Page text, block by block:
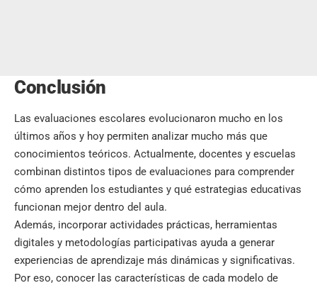
Conclusión
Las evaluaciones escolares evolucionaron mucho en los
últimos años y hoy permiten analizar mucho más que
conocimientos teóricos. Actualmente, docentes y escuelas
combinan distintos tipos de evaluaciones para comprender
cómo aprenden los estudiantes y qué estrategias educativas
funcionan mejor dentro del aula.
Además, incorporar actividades prácticas, herramientas
digitales y metodologías participativas ayuda a generar
experiencias de aprendizaje más dinámicas y significativas.
Por eso, conocer las características de cada modelo de